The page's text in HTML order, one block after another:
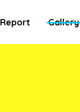
Report Gallery